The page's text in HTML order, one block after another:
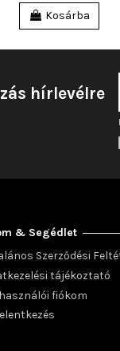
Kosárba
hírlevélre
& Segédlet
Szerződési
tájékoztató
fiókom